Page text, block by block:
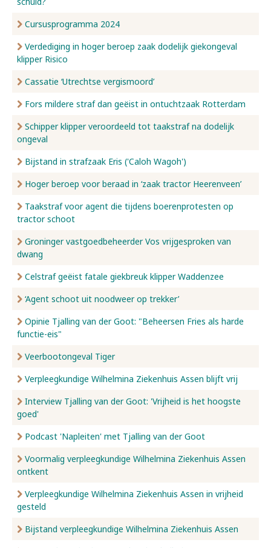
Cursusprogramma 2024
Verdediging in hoger beroep zaak dodelijk giekongeval
klipper Risico
Cassatie ‘Utrechtse vergismoord’
Fors mildere straf dan geëist in ontuchtzaak Rotterdam
Schipper klipper veroordeeld tot taakstraf na dodelijk
ongeval
Bijstand in strafzaak Eris ('Caloh Wagoh')
Hoger beroep voor beraad in ‘zaak tractor Heerenveen’
Taakstraf voor agent die tijdens boerenprotesten op
tractor schoot
Groninger vastgoedbeheerder Vos vrijgesproken van
dwang
Celstraf geëist fatale giekbreuk klipper Waddenzee
‘Agent schoot uit noodweer op trekker’
Opinie Tjalling van der Goot: "Beheersen Fries als harde
functie-eis"
Veerbootongeval Tiger
Verpleegkundige Wilhelmina Ziekenhuis Assen blijft vrij
Interview Tjalling van der Goot: 'Vrijheid is het hoogste
goed'
Podcast 'Napleiten' met Tjalling van der Goot
Voormalig verpleegkundige Wilhelmina Ziekenhuis Assen
ontkent
Verpleegkundige Wilhelmina Ziekenhuis Assen in vrijheid
gesteld
Bijstand verpleegkundige Wilhelmina Ziekenhuis Assen